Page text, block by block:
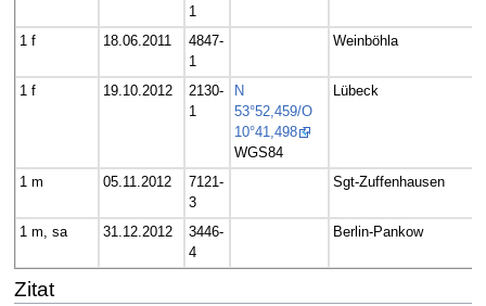
1
1 f 18.06.2011
4847-
1
Weinböhla
1 f 19.10.2012
2130-
1
N
53°52,459/O
10°41,498
WGS84
Lübeck
1 m 05.11.2012
7121-
3
Sgt-Zuffenhausen
1 m, sa 31.12.2012
3446-
4
Berlin-Pankow
Zitat